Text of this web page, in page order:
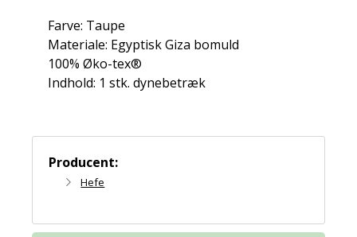
Farve: Taupe
Materiale: Egyptisk Giza bomuld
100% Øko-tex®
Indhold: 1 stk. dynebetræk
Producent:
Hefe